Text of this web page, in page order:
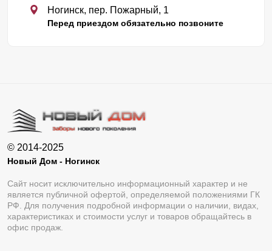
Ногинск, пер. Пожарный, 1
Перед приездом обязательно позвоните
© 2014-2025
Новый Дом - Ногинск
Сайт носит исключительно информационный характер и не
является публичной офертой, определяемой положениями ГК
РФ. Для получения подробной информации о наличии, видах,
характеристиках и стоимости услуг и товаров обращайтесь в
офис продаж.